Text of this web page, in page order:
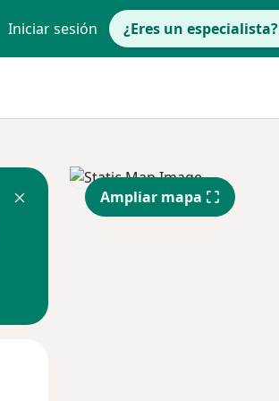
Iniciar sesión ¿Eres un especialista?
Ampliar mapa